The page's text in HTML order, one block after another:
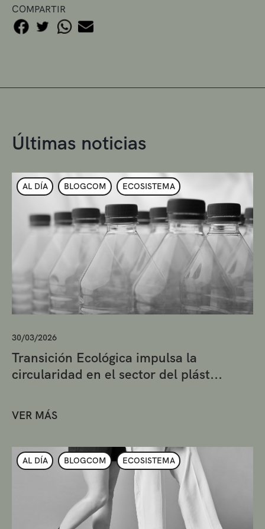
COMPARTIR
Últimas noticias
AL DÍA BLOGCOM ECOSISTEMA
30/03/2026
Transición Ecológica impulsa la
circularidad en el sector del plást...
VER MÁS
AL DÍA BLOGCOM ECOSISTEMA